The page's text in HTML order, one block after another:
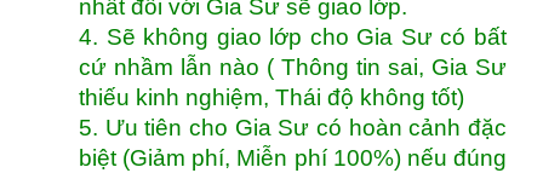
nhất đối với Gia Sư sẽ giao lớp.
4. Sẽ không giao lớp cho Gia Sư có bất
cứ nhầm lẫn nào ( Thông tin sai, Gia Sư
thiếu kinh nghiệm, Thái độ không tốt)
5. Ưu tiên cho Gia Sư có hoàn cảnh đặc
biệt (Giảm phí, Miễn phí 100%) nếu đúng